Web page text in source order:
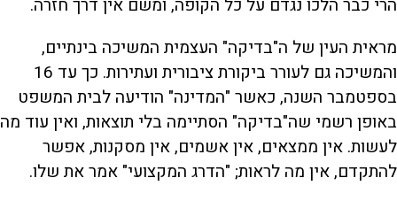
הרי כבר הלכו נגדם על כל הקופה, ומשם אין דרך חזרה.
מראית העין של ה"בדיקה" העצמית המשיכה בינתיים,
והמשיכה גם לעורר ביקורת ציבורית ועתירות. כך עד 16
בספטמבר השנה, כאשר "המדינה" הודיעה לבית המשפט
באופן רשמי שה"בדיקה" הסתיימה בלי תוצאות, ואין עוד מה
לעשות. אין ממצאים, אין אשמים, אין מסקנות, אפשר
להתקדם, אין מה לראות; "הדרג המקצועי" אמר את שלו.